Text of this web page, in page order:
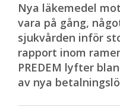
Nya läkemedel
vara på gång,
sjukvården inför
rapport inom
PREDEM lyfter
av nya